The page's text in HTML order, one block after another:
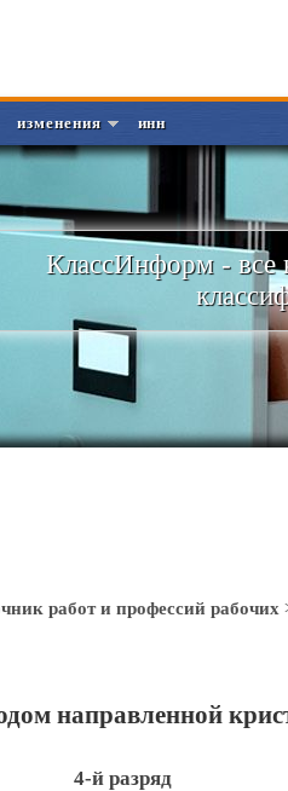
изменения инн
КлассИнформ - все
работ и профессий рабочих
направленной
4-й разряд